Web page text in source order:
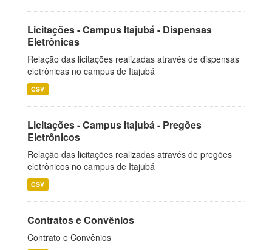
Licitações - Campus Itajubá - Dispensas
Eletrônicas
Relação das licitações realizadas através de dispensas
eletrônicas no campus de Itajubá
CSV
Licitações - Campus Itajubá - Pregões
Eletrônicos
Relação das licitações realizadas através de pregões
eletrônicos no campus de Itajubá
CSV
Contratos e Convênios
Contrato e Convênios